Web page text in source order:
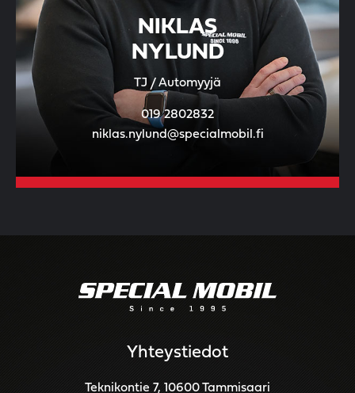
NIKLAS
NYLUND
TJ / Automyyjä
019 2802832
niklas.nylund@specialmobil.fi
Yhteystiedot
Teknikontie 7, 10600 Tammisaari